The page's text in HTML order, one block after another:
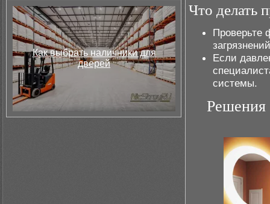
Как выбрать наличники для
дверей
Что делать
Проверьте
Если
системы.
Решения